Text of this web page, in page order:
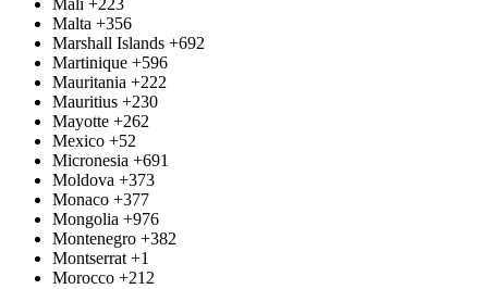
Malta +356
Marshall Islands +692
Martinique +596
Mauritania +222
Mauritius +230
Mayotte +262
Mexico +52
Micronesia +691
Moldova +373
Monaco +377
Mongolia +976
Montenegro +382
Montserrat +1
Morocco +212